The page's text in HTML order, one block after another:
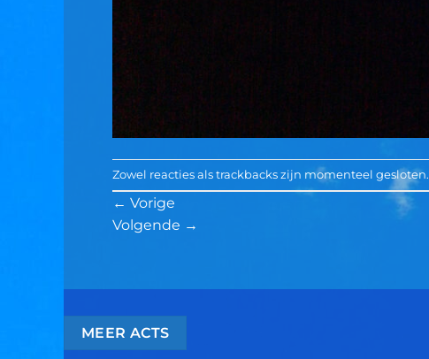
Zowel reacties als trackbacks zijn momenteel gesloten.
← Vorige
Volgende →
MEER ACTS